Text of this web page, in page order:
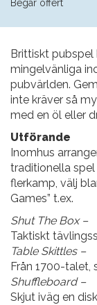
Begär offert
Brittiskt pubspel
mingelvänliga
pubvärlden.
inte kräver så
med en öl eller
Utförande
Inomhus
traditionella spel
flerkamp, välj
Games” t.ex.
Shut The Box –
Taktiskt
Table Skittles –
Från 1700-talet,
Shuffleboard –
Skjut iväg en